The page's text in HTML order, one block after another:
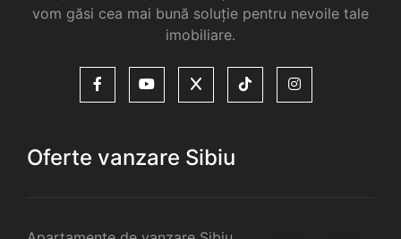
vom găsi cea mai bună soluție pentru nevoile tale
imobiliare.
Oferte vanzare Sibiu